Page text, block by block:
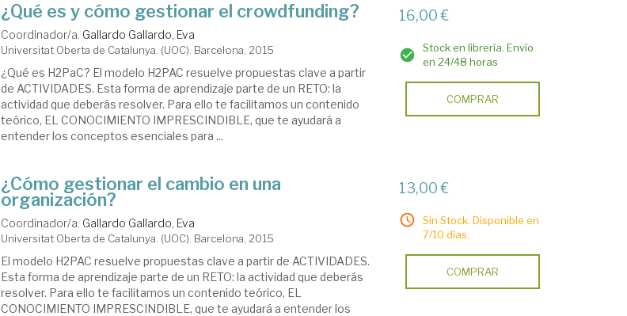
¿Qué es y cómo gestionar el crowdfunding?
Coordinador/a. Gallardo Gallardo, Eva
Universitat Oberta de Catalunya. (UOC). Barcelona, 2015
¿Qué es H2PaC? El modelo H2PAC resuelve propuestas clave a partir
de ACTIVIDADES. Esta forma de aprendizaje parte de un RETO: la
actividad que deberás resolver. Para ello te facilitamos un contenido
teórico, EL CONOCIMIENTO IMPRESCINDIBLE, que te ayudará a
entender los conceptos esenciales para ...
16,00 €
Stock en librería. Envío
en 24/48 horas
COMPRAR
¿Cómo gestionar el cambio en una
organización?
Coordinador/a. Gallardo Gallardo, Eva
Universitat Oberta de Catalunya. (UOC). Barcelona, 2015
El modelo H2PAC resuelve propuestas clave a partir de ACTIVIDADES.
Esta forma de aprendizaje parte de un RETO: la actividad que deberás
resolver. Para ello te facilitamos un contenido teórico, EL
CONOCIMIENTO IMPRESCINDIBLE, que te ayudará a entender los
13,00 €
Sin Stock. Disponible en
7/10 días.
COMPRAR